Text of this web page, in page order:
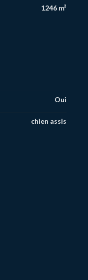
1246 m²
Oui
chien assis